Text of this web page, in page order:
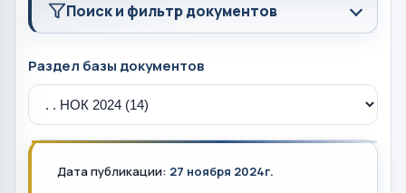
Поиск и фильтр документов
Раздел базы документов
Дата публикации: 27 ноября 2024г.